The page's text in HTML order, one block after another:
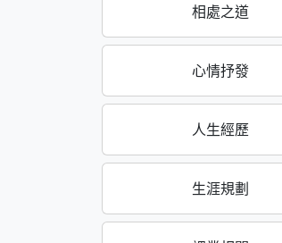
相處之道
心情抒發
人生經歷
生涯規劃